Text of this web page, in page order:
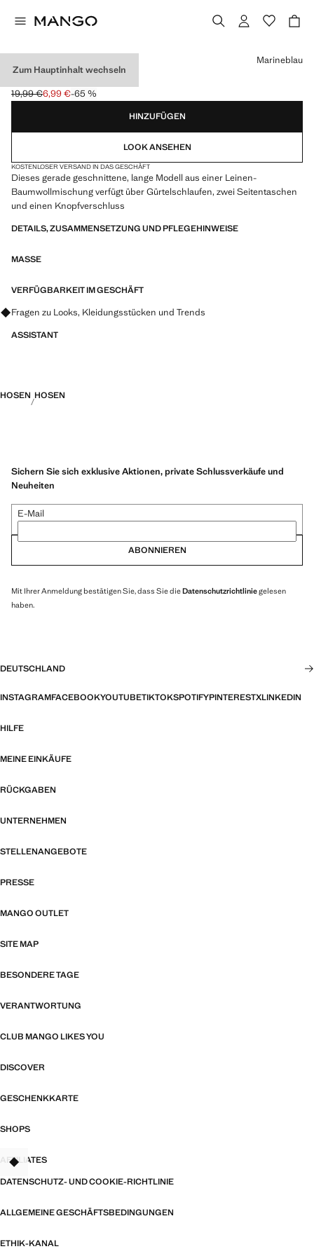
Zum Hauptinhalt wechseln
GERADE LEINENHOSE
Ausgangspreis durchgestrichen [19,99 € ]
19,99 €
Aktueller Preis [6,99 € ]
6,99 €-65 %
Wählen Sie eine Farbe
Marineblau
HINZUFÜGEN
LOOK ANSEHEN
KOSTENLOSER VERSAND IN DAS GESCHÄFT
Dieses gerade geschnittene, lange Modell aus einer Leinen-
Baumwollmischung verfügt über Gürtelschlaufen, zwei Seitentaschen
und einen Knopfverschluss
DETAILS, ZUSAMMENSETZUNG UND PFLEGEHINWEISE
MASSE
VERFÜGBARKEIT IM GESCHÄFT
Fragen zu Looks, Kleidungsstücken und Trends
ASSISTANT
HOSEN HOSEN
Sichern Sie sich exklusive Aktionen, private Schlussverkäufe und
Neuheiten
E-Mail
ABONNIEREN
Mit Ihrer Anmeldung bestätigen Sie, dass Sie dieDatenschutzrichtliniegelesen
haben.
DEUTSCHLAND
INSTAGRAMFACEBOOKYOUTUBETIKTOKSPOTIFYPINTERESTXLINKEDIN
HILFE
MEINE EINKÄUFE
RÜCKGABEN
UNTERNEHMEN
STELLENANGEBOTE
PRESSE
MANGO OUTLET
SITE MAP
BESONDERE TAGE
VERANTWORTUNG
CLUB MANGO LIKES YOU
DISCOVER
GESCHENKKARTE
SHOPS
AFFILIATES
DATENSCHUTZ- UND COOKIE-RICHTLINIE
ALLGEMEINE GESCHÄFTSBEDINGUNGEN
ETHIK-KANAL